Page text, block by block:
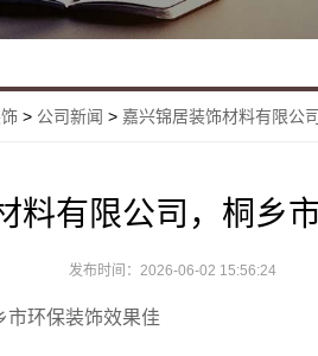
> 公司新闻 > 嘉兴锦居装饰材料有限公
料有限公司，桐乡
发布时间：2026-06-02 15:56:24
市环保装饰效果佳